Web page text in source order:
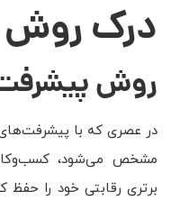
درک روش
روش
در عصری که با پیشرفت‌های
مشخص می‌شود،
برتری رقابتی خود را